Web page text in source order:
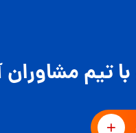
تیم مشاوران